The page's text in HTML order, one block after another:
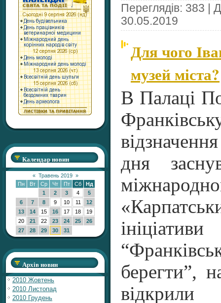
Календар новин
« Травень 2019 »
Пн
Вт Ср Чт Пт Сб
Нд
1
2 3 4
5
6
7 8 9 10 11
12
13
14 15 16 17 18
19
20
21 22 23 24 25
26
27
28 29 30 31
Архів новин
2010 Жовтень
2010 Листопад
2010 Грудень
Переглядів: 383 |
30.05.2019
Для чого
музей міста?
В Палаці
дня
берегти”,
відкрили